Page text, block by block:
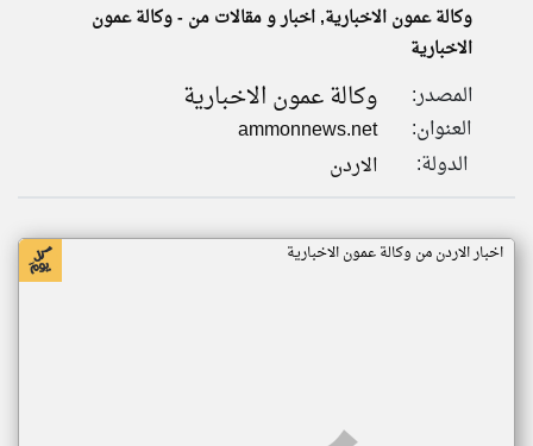
تغيير الدولة
مصادر الأخبار من الاردن
وكالة عمون الاخبارية, اخبار و مقالات من - وكالة عمون
الاخبارية
المصدر: وكالة عمون الاخبارية
العنوان:
ammonnews.net
الدولة:
الاردن
اخبار الاردن من وكالة عمون الاخبارية
klyoum.com